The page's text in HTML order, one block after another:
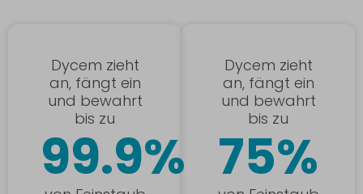
Dycem zieht
an, fängt ein
und bewahrt
bis zu
99.9%
Dycem zieht
an, fängt ein
und bewahrt
bis zu
75%